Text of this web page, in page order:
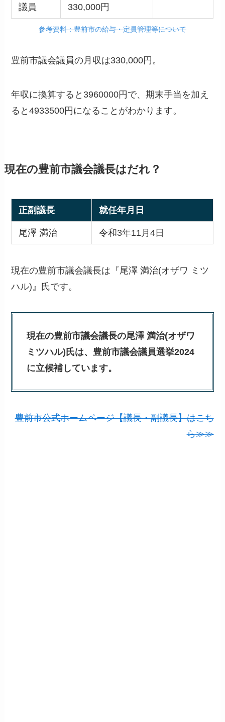
議員 330,000円
参考資料：豊前市の給与・定員管理等について
豊前市議会議員の月収は330,000円。
年収に換算すると3960000円で、期末手当を加え
ると4933500円になることがわかります。
現在の豊前市議会議長はだれ？
正副議長 就任年月日
尾澤 満治 令和3年11月4日
現在の豊前市議会議長は『尾澤 満治(オザワ ミツ
ハル)』氏です。
現在の豊前市議会議長の尾澤 満治(オザワ
ミツハル)氏は、豊前市議会議員選挙2024
に立候補しています。
豊前市公式ホームページ【議長・副議長】はこち
ら≫≫